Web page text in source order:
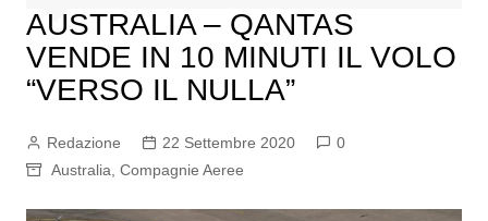
AUSTRALIA – QANTAS
VENDE IN 10 MINUTI IL VOLO
“VERSO IL NULLA”
Redazione 22 Settembre 2020
0
Australia Compagnie Aeree